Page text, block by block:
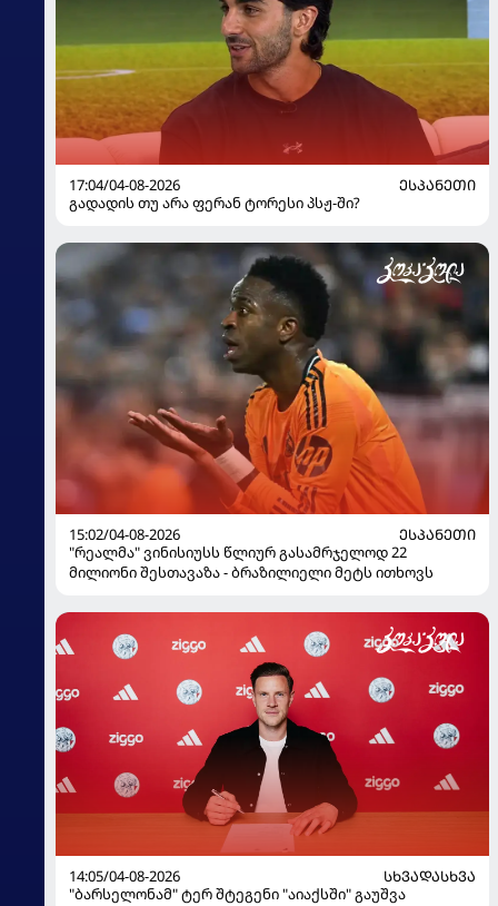
17:04/04-08-2026
ᲔᲡᲞᲐᲜᲔᲗᲘ
გადადის თუ არა ფერან ტორესი პსჟ-ში?
15:02/04-08-2026
ᲔᲡᲞᲐᲜᲔᲗᲘ
"რეალმა" ვინისიუსს წლიურ გასამრჯელოდ 22
მილიონი შესთავაზა - ბრაზილიელი მეტს ითხოვს
14:05/04-08-2026
ᲡᲮᲕᲐᲓᲐᲡᲮᲕᲐ
"ბარსელონამ" ტერ შტეგენი "აიაქსში" გაუშვა